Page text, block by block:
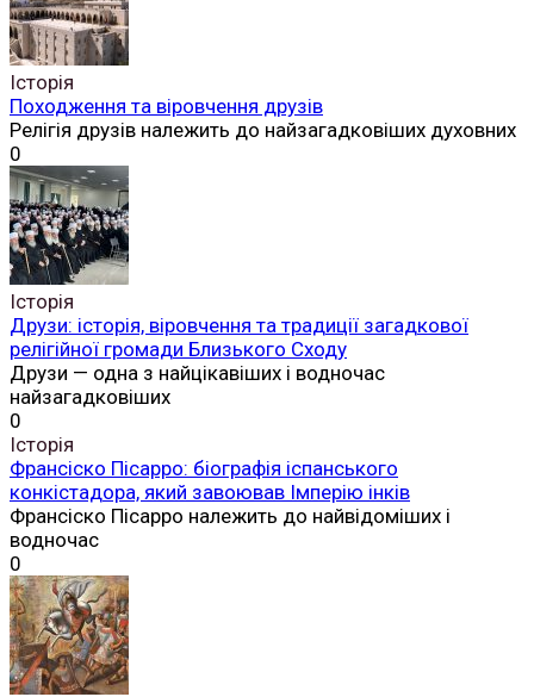
Історія
Походження та віровчення друзів
Релігія друзів належить до найзагадковіших духовних
0
Історія
Друзи: історія, віровчення та традиції загадкової
релігійної громади Близького Сходу
Друзи — одна з найцікавіших і водночас
найзагадковіших
0
Історія
Франсіско Пісарро: біографія іспанського
конкістадора, який завоював Імперію інків
Франсіско Пісарро належить до найвідоміших і
водночас
0